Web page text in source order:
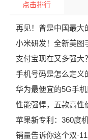
点击排行
再见！曾是中国最
小米研发！全新美图
支付宝现在又多强大
手机号码是怎么定义
华为最便宜的5G手
性能强悍，五款高性
苹果新专利：360度
销量告诉你这个双